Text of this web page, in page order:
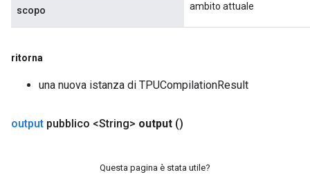
scopo ambito attuale
ritorna
una nuova istanza di TPUCompilationResult
output pubblico <String> output ()
Questa pagina è stata utile?